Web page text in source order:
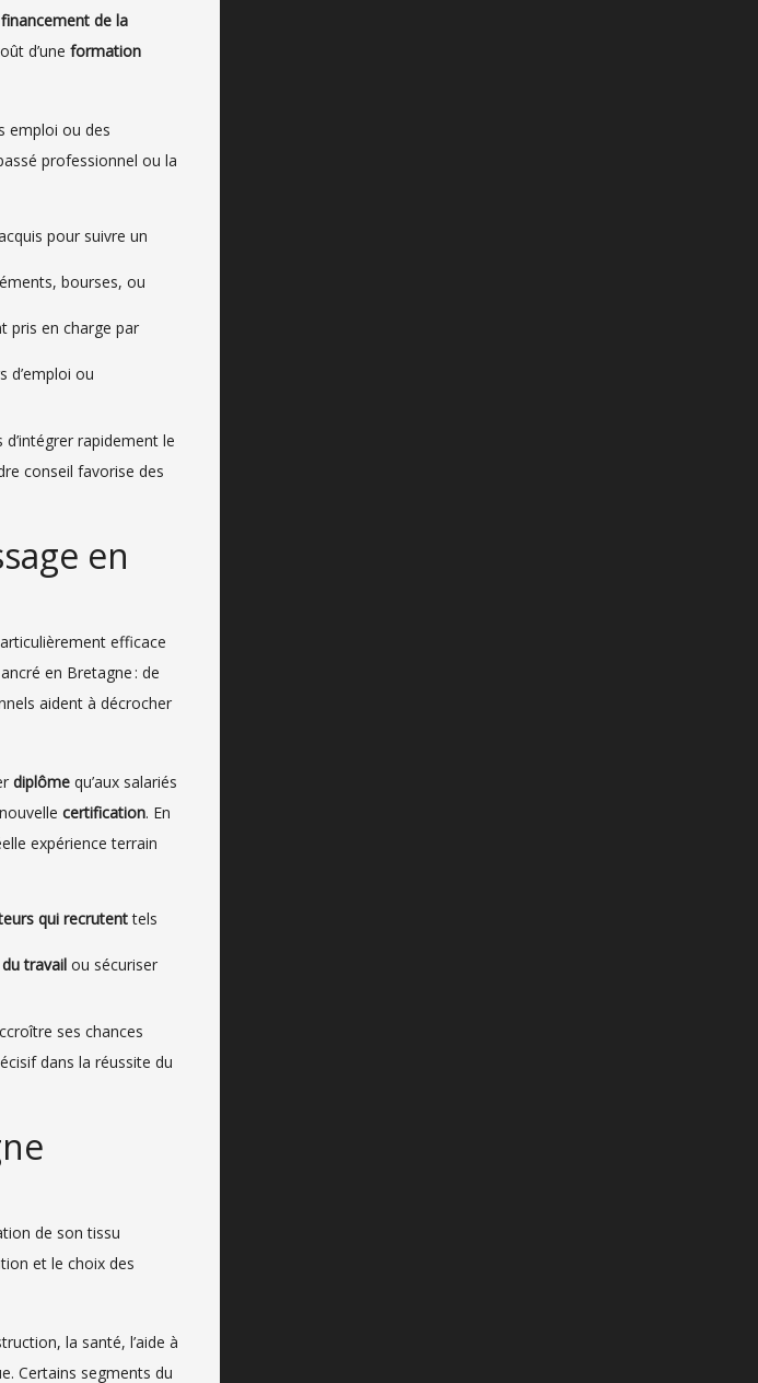
financement de la
d’une formation
emploi ou des
professionnel ou la
pour suivre un
bourses, ou
pris en charge par
d’emploi ou
rapidement le
conseil favorise des
en
efficace
en Bretagne : de
aident à décrocher
diplôme qu’aux salariés
certification. En
expérience terrain
qui recrutenttels
travail ou sécuriser
ses chances
dans la réussite du
de son tissu
et le choix des
la santé, l’aide à
Certains segments du